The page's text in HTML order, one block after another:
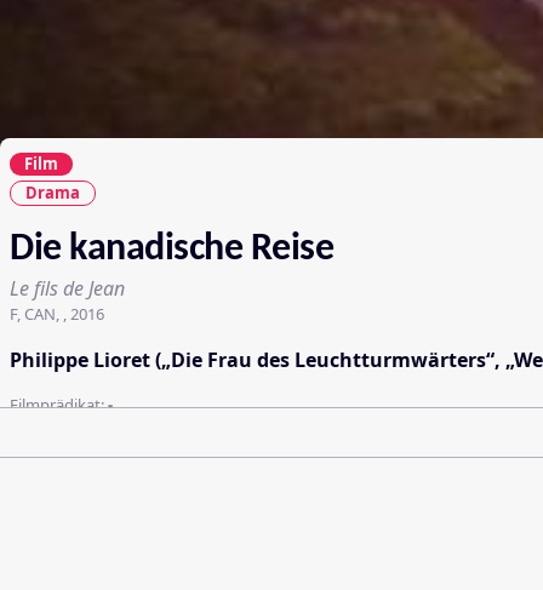
Film
Drama
Die kanadische Reise
Le fils de Jean
F, CAN, , 2016
Philippe Lioret („Die Frau des Leuchtturmwärters“,
Filmprädikat:-